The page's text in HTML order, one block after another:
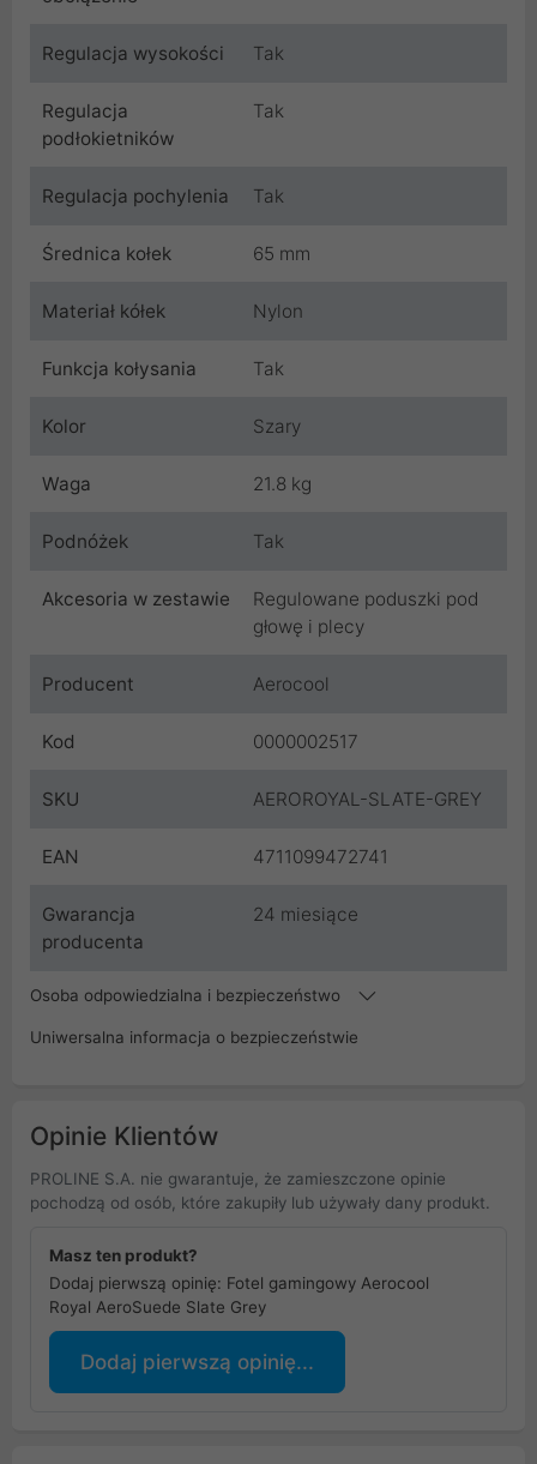
Regulacja wysokości Tak
Regulacja
podłokietników
Tak
Regulacja pochylenia Tak
Średnica kołek 65 mm
Materiał kółek Nylon
Funkcja kołysania Tak
Kolor Szary
Waga 21.8 kg
Podnóżek Tak
Akcesoria w zestawie
Regulowane poduszki pod
głowę i plecy
Producent Aerocool
Kod 0000002517
SKU AEROROYAL-SLATE-GREY
EAN 4711099472741
Gwarancja
producenta
24 miesiące
Osoba odpowiedzialna i bezpieczeństwo
Uniwersalna informacja o bezpieczeństwie
Opinie Klientów
PROLINE S.A. nie gwarantuje, że zamieszczone opinie
pochodzą od osób, które zakupiły lub używały dany produkt.
Masz ten produkt?
Dodaj pierwszą opinię: Fotel gamingowy Aerocool
Royal AeroSuede Slate Grey
Dodaj pierwszą opinię...